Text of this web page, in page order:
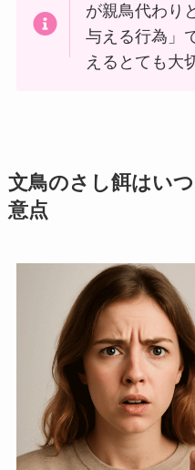
が親鳥代わり
与える行為」
えるとても大
文鳥のさし餌はい
意点